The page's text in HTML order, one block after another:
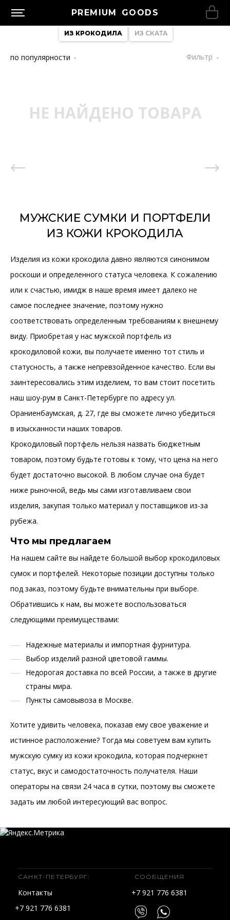
PREMIUM GOODS
ИЗ КРОКОДИЛА ИЗ СКАТА
Фильтр
по популярности
НЕ НАЙДЕНО ТОВАРА
МУЖСКИЕ СУМКИ И ПОРТФЕЛИ
ИЗ КОЖИ КРОКОДИЛА
Изделия из кожи крокодила давно являются синонимом
роскоши и определенного статуса человека. К сожалению
или к счастью, имидж в наше время имеет далеко не
самое последнее значение, поэтому нужно
соответствовать определенным требованиям к внешнему
виду. Приобретая у нас мужской портфель из
крокодиловой кожи, вы получаете именно тот стиль и
статусность, а также непревзойденное качество. Если вы
заинтересовались этим изделием, то вам стоит посетить
наш шоу-рум в Санкт-Петербурге по адресу ул.
Ораниенбаумская, д. 27, где вы сможете лично убедиться
в изысканности наших товаров.
Крокодиловый портфель нельзя назвать бюджетным
товаром, поэтому будьте готовы к тому, что цена на него
будет достаточно высокой. В любом случае она будет
ниже рыночной, ведь мы сами изготавливаем свои
изделия, закупая только материал у поставщиков из-за
рубежа.
Что мы предлагаем
На нашем сайте вы найдете большой выбор крокодиловых
сумок и портфелей. Некоторые позиции доступны только
под заказ, поэтому будьте внимательны при выборе.
Обратившись к нам, вы можете воспользоваться
следующими преимуществами:
Надежные материалы и импортная фурнитура.
Выбор изделий разной цветовой гаммы.
Недорогая доставка по всей России, а также в другие
страны мира.
Пункты самовывоза в Москве.
Хотите удивить человека, показав ему свое уважение и
истинное расположение? Тогда мы советуем вам купить
мужскую сумку из кожи крокодила, которая подчеркнет
статус, вкус и самодостаточность получателя. Наши
операторы на связи 24 часа в сутки, поэтому вы сможете
задать им любой интересующий вас вопрос.
САНКТ-ПЕТЕРБУРГ:
Контакты
+7 921 776 6381
СООБЩЕНИЯ
+7 921 776 6381